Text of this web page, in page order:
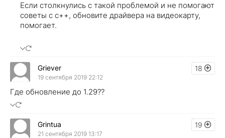
Если столкнулись с такой проблемой и не помогают
советы с с++, обновите драйвера на видеокарту,
помогает.
18
Griever
19 сентября 2019 22:12
Где обновление до 1.29??
19
Grintua
21 сентября 2019 13:17